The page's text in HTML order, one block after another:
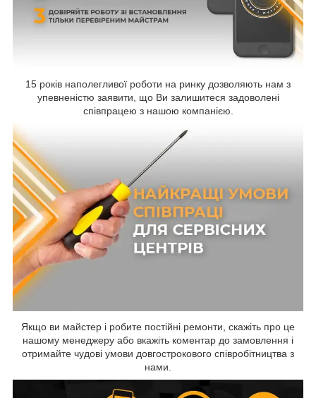
15 років наполегливої роботи на ринку дозволяють нам з
упевненістю заявити, що Ви залишитеся задоволені
співпрацею з нашою компанією.
Якщо ви майстер і робите постійні ремонти, скажіть про це
нашому менеджеру або вкажіть коментар до замовлення і
отримайте чудові умови довгострокового співробітництва з
нами.